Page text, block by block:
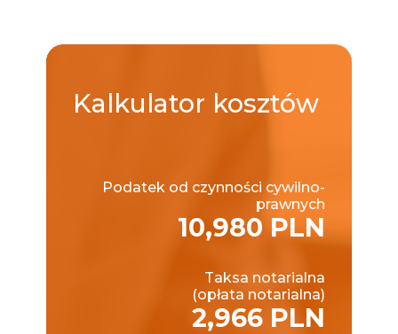
Kalkulator kosztów
Podatek od czynności cywilno-
prawnych
10,980 PLN
Taksa notarialna
(opłata notarialna)
2,966 PLN